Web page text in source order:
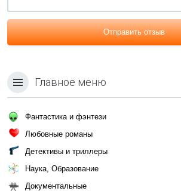
Отправить отзыв
Главное меню
Фантастика и фэнтези
Любовные романы
Детективы и триллеры
Наука, Образование
Документальные